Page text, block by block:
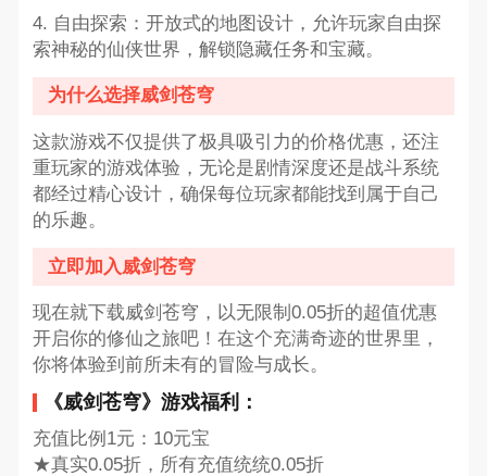
4. 自由探索：开放式的地图设计，允许玩家自由探
索神秘的仙侠世界，解锁隐藏任务和宝藏。
为什么选择威剑苍穹
这款游戏不仅提供了极具吸引力的价格优惠，还注
重玩家的游戏体验，无论是剧情深度还是战斗系统
都经过精心设计，确保每位玩家都能找到属于自己
的乐趣。
立即加入威剑苍穹
现在就下载威剑苍穹，以无限制0.05折的超值优惠
开启你的修仙之旅吧！在这个充满奇迹的世界里，
你将体验到前所未有的冒险与成长。
《威剑苍穹》游戏福利：
充值比例1元：10元宝
★真实0.05折，所有充值统统0.05折